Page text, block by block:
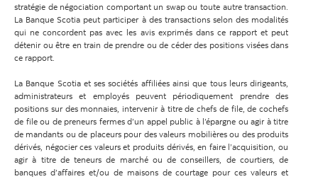
stratégie de négociation comportant un swap ou toute autre transaction.
La Banque Scotia peut participer à des transactions selon des modalités
qui ne concordent pas avec les avis exprimés dans ce rapport et peut
détenir ou être en train de prendre ou de céder des positions visées dans
ce rapport.
La Banque Scotia et ses sociétés affiliées ainsi que tous leurs dirigeants,
administrateurs et employés peuvent périodiquement prendre des
positions sur des monnaies, intervenir à titre de chefs de file, de cochefs
de file ou de preneurs fermes d’un appel public à l’épargne ou agir à titre
de mandants ou de placeurs pour des valeurs mobilières ou des produits
dérivés, négocier ces valeurs et produits dérivés, en faire l’acquisition, ou
agir à titre de teneurs de marché ou de conseillers, de courtiers, de
banques d’affaires et/ou de maisons de courtage pour ces valeurs et